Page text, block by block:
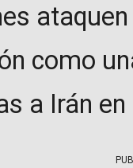
como
a Irán